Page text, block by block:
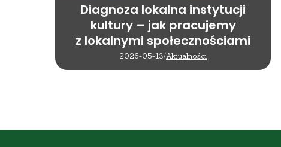
Diagnoza lokalna instytucji
kultury – jak pracujemy
z lokalnymi społecznościami
2026-05-13/Aktualności